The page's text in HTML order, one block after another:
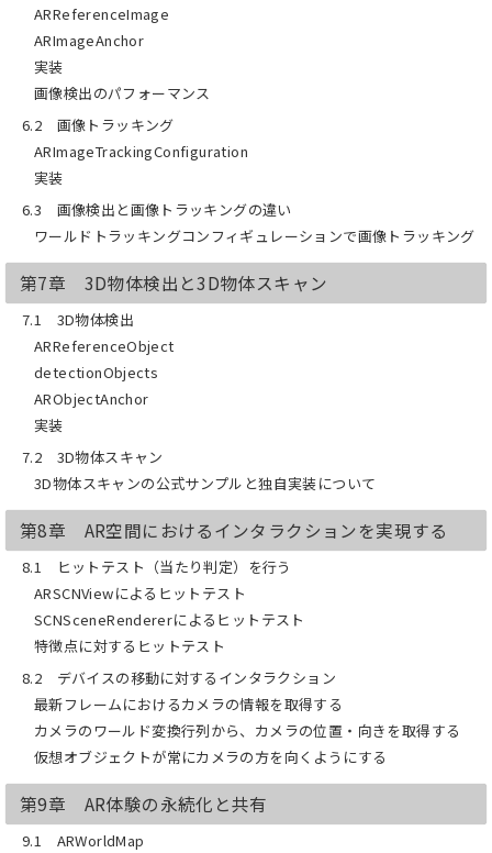
ARReferenceImage
ARImageAnchor
実装
画像検出のパフォーマンス
6.2 画像トラッキング
ARImageTrackingConfiguration
実装
6.3 画像検出と画像トラッキングの違い
ワールドトラッキングコンフィギュレーションで画像トラッキング
第7章 3D物体検出と3D物体スキャン
7.1 3D物体検出
ARReferenceObject
detectionObjects
ARObjectAnchor
実装
7.2 3D物体スキャン
3D物体スキャンの公式サンプルと独自実装について
第8章 AR空間におけるインタラクションを実現する
8.1 ヒットテスト（当たり判定）を行う
ARSCNViewによるヒットテスト
SCNSceneRendererによるヒットテスト
特徴点に対するヒットテスト
8.2 デバイスの移動に対するインタラクション
最新フレームにおけるカメラの情報を取得する
カメラのワールド変換行列から、カメラの位置・向きを取得する
仮想オブジェクトが常にカメラの方を向くようにする
第9章 AR体験の永続化と共有
9.1 ARWorldMap